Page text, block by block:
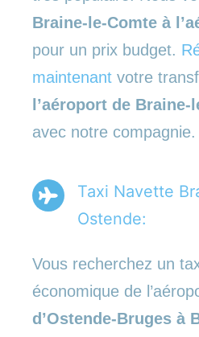
Braine-le-Comte à
pour un prix budget.
maintenant votre
l’aéroport de
avec notre compagnie.
Taxi Navette
Ostende:
Vous recherchez un
économique de
d’Ostende-Bruges à